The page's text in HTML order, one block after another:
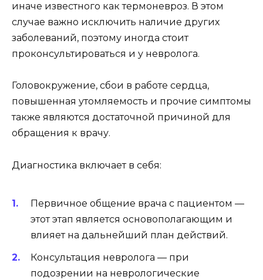
иначе известного как термоневроз. В этом
случае важно исключить наличие других
заболеваний, поэтому иногда стоит
проконсультироваться и у невролога.
Головокружение, сбои в работе сердца,
повышенная утомляемость и прочие симптомы
также являются достаточной причиной для
обращения к врачу.
Диагностика включает в себя:
Первичное общение врача с пациентом —
этот этап является основополагающим и
влияет на дальнейший план действий.
Консультация невролога — при
подозрении на неврологические